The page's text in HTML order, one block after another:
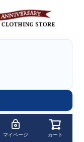
マイページ カート